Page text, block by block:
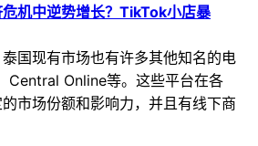
机中逆势增长？TikTok小店暴
国现有市场也有许多其他知名的电
Central Online等。这些平台在各
市场份额和影响力，并且有线下商